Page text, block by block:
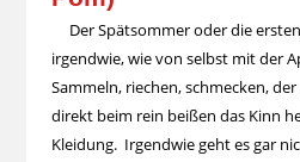
Der Spätsommer oder die
irgendwie, wie von selbst mit der
Sammeln, riechen, schmecken,
direkt beim rein beißen das Kinn
Kleidung. Irgendwie geht es gar